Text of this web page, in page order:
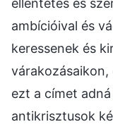
ellentétes és
ambícióival és
keressenek és
ezt a címet
antikrisztusok